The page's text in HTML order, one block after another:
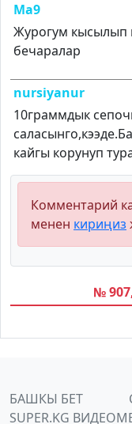
Ma9
Журогум кысылып
бечаралар
nursiyanur
10граммдык
кайгы корунуп
Комментарий
менен кириңиз
№
БАШКЫ БЕТ
SUPER.KG ВИДЕО